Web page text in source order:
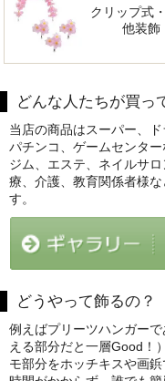
クリップ式
他装飾
どんな人たちが買っ
当店の商品はスーパー、
パチンコ、ゲームセンタ
ジム、エステ、ネイルサ
療、介護、教育関係者様
す。
どうやって飾るの？
例えばプリーツハンガー
える部分だと一層Good！
モ部分をホッチキスや画